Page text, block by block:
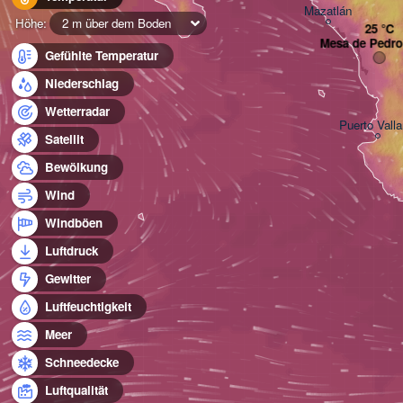
Höhe:
2 m über dem Boden
Gefühlte Temperatur
Niederschlag
Wetterradar
Satellit
Bewölkung
Wind
Windböen
Luftdruck
Gewitter
Luftfeuchtigkeit
Meer
Schneedecke
Luftqualität
Mazatlán
Puerto
Mesa de